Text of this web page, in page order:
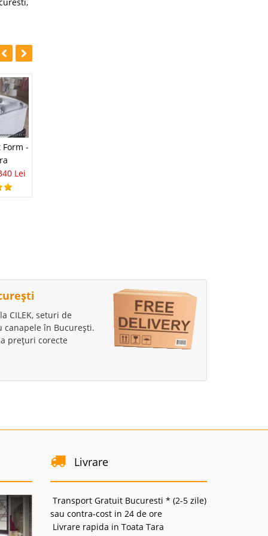
-
Lei
CILEK, seturi de
în București.
prețuri corecte
Livrare
Transport Gratuit Bucuresti * (2-5 zile)
sau contra-cost in 24 de ore
Livrare rapida in Toata Tara